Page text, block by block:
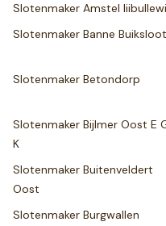
Slotenmaker Amstel
Slotenmaker Banne Buiksloot
Slotenmaker Betondorp
Slotenmaker Bijlmer Oost E
K
Slotenmaker Buitenveldert
Oost
Slotenmaker Burgwallen